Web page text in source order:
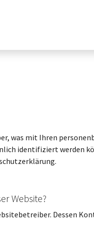
was mit Ihren
identifiziert werden
Website?
Dessen